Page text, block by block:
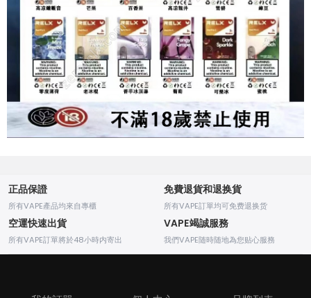
正品保證
所有VAPE產品均來自專櫃
免費退貨和退换貨
所有VAPE訂單均可免费退换货
空運快速出貨
所有VAPE訂單將於48小時内寄出
VAPE竭誠服務
我們VAPE随時随地為您贴心服務